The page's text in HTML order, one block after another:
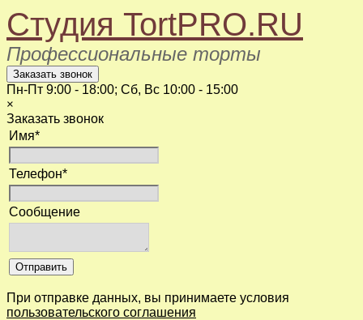
Студия TortPRO.RU
Профессиональные торты
Пн-Пт 9:00 - 18:00; Сб, Вс 10:00 - 15:00
×
Заказать звонок
Имя*
Телефон*
Сообщение
При отправке данных, вы принимаете условия
пользовательского соглашения